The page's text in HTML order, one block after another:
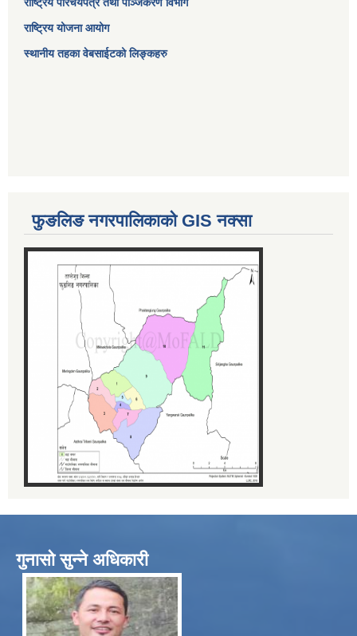
राष्ट्रिय योजना आयोग
स्थानीय तहका वेबसाईटको लिङ्कहरु
फुङलिङ नगरपालिकाको GIS नक्सा
गुनासो सुन्ने अधिकारी